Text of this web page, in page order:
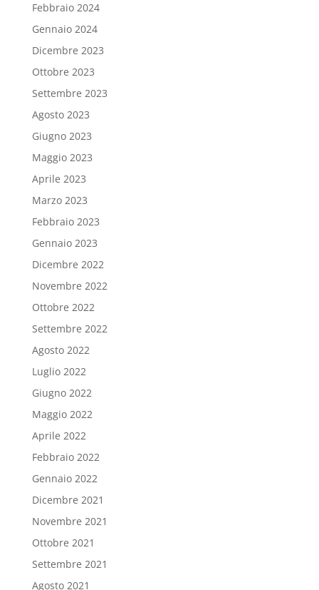
Febbraio 2024
Gennaio 2024
Dicembre 2023
Ottobre 2023
Settembre 2023
Agosto 2023
Giugno 2023
Maggio 2023
Aprile 2023
Marzo 2023
Febbraio 2023
Gennaio 2023
Dicembre 2022
Novembre 2022
Ottobre 2022
Settembre 2022
Agosto 2022
Luglio 2022
Giugno 2022
Maggio 2022
Aprile 2022
Febbraio 2022
Gennaio 2022
Dicembre 2021
Novembre 2021
Ottobre 2021
Settembre 2021
Agosto 2021